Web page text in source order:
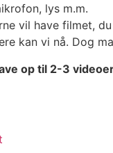
lys m.m.
vil have filmet,
kan vi nå. Dog
op til 2-3